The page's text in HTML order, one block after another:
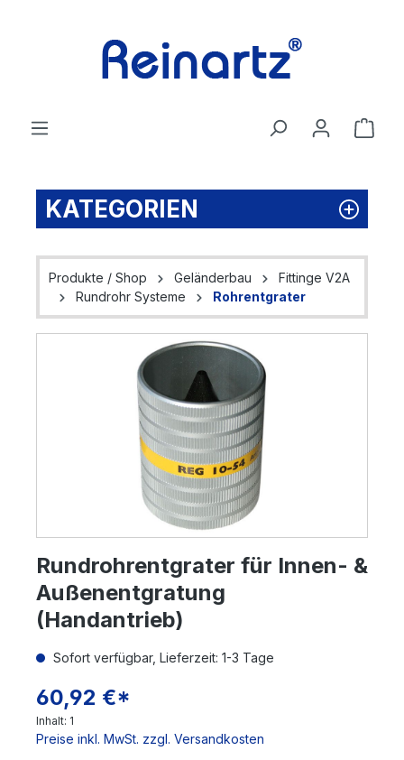
KATEGORIEN
Produkte / Shop Geländerbau
Fittinge V2A
Rundrohr Systeme
Rohrentgrater
Bildergalerie überspringen
Rundrohrentgrater für Innen- &
Außenentgratung
(Handantrieb)
Sofort verfügbar, Lieferzeit: 1-3 Tage
60,92 €*
Inhalt: 1
Preise inkl. MwSt. zzgl. Versandkosten